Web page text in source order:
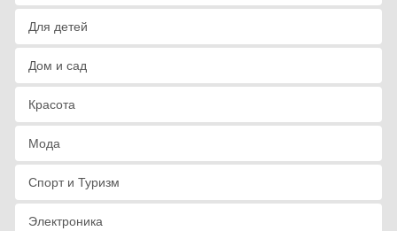
Для детей
Дом и сад
Красота
Мода
Спорт и Туризм
Электроника